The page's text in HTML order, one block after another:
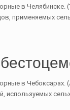
в Челябинске.
применяемых
в Чебоксарах.
используемых